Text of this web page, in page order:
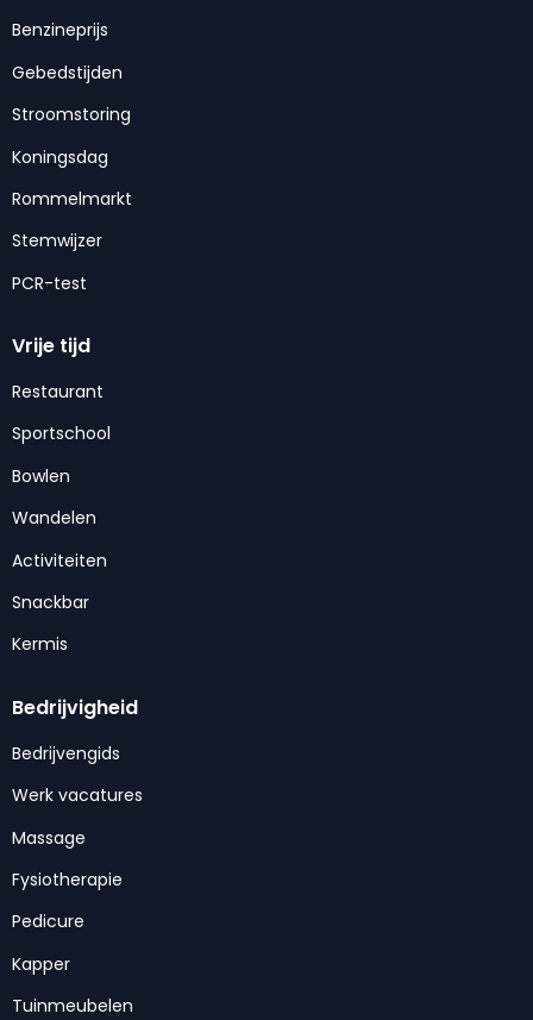
Benzineprijs
Gebedstijden
Stroomstoring
Koningsdag
Rommelmarkt
Stemwijzer
PCR-test
Vrije tijd
Restaurant
Sportschool
Bowlen
Wandelen
Activiteiten
Snackbar
Kermis
Bedrijvigheid
Bedrijvengids
Werk vacatures
Massage
Fysiotherapie
Pedicure
Kapper
Tuinmeubelen